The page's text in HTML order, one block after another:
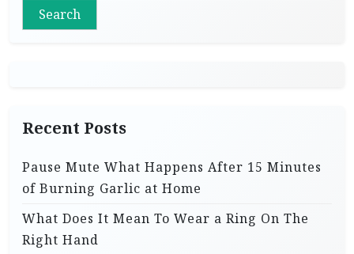
Search
Recent Posts
Pause Mute What Happens After 15 Minutes
of Burning Garlic at Home
What Does It Mean To Wear a Ring On The
Right Hand